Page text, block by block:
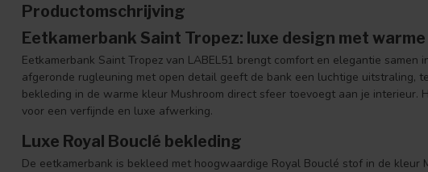
Productomschrijving
Eetkamerbank Saint Tropez: luxe design met
Eetkamerbank Saint Tropez van LABEL51 brengt comfort en elegantie samen
afgeronde rugleuning met open detail geeft de bank een luchtige uitstraling,
bekleding in de warme kleur Mushroom direct sfeer toevoegt aan je interieur.
voor een verfijnde en luxe afwerking.
Luxe Royal Bouclé bekleding
De eetkamerbank is bekleed met hoogwaardige Royal Bouclé stof in de kleur